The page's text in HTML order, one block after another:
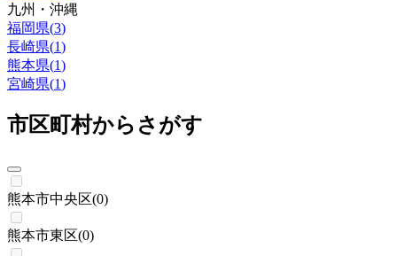
九州・沖縄
福岡県(3)
長崎県(1)
熊本県(1)
宮崎県(1)
市区町村からさがす
熊本市中央区(0)
熊本市東区(0)